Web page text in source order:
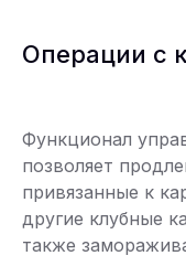
Операции с
Функционал
позволяет
привязанные к
другие клубные
также